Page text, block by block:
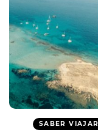
SABER VIAJAR